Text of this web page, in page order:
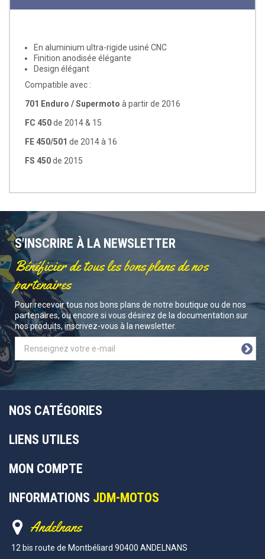
En aluminium ultra-rigide usiné CNC
Finition anodisée élégante
Design élégant
Compatible avec :
701 Enduro / Supermoto à partir de 2016
FC 450de 2014 & 15
FE 450/501 de 2014 à 16
FS 450de 2015
S'INSCRIRE À LA NEWSLETTER
Bénéficier de tous les bons plans de nos
partenaires
Pour recevoir tous nos bons plans de notre boutique ou de nos
partenaires, ou encore si vous désirez de la documentation sur
nos produits, inscrivez-vous à la newsletter.
NOS CATÉGORIES
LIENS UTILES
MON COMPTE
INFORMATIONS JDM-MOTOS
Andelnans
12 bis route de Montbéliard 90400 ANDELNANS